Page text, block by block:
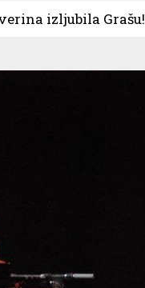
izljubila Grašu!